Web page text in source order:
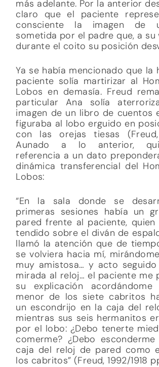
más adelante. Por la anterior
claro que el paciente
consciente la imagen de
sometida por el padre que, a su
durante el coito su posición
Ya se había mencionado que la
paciente solía martirizar al
Lobos en demasía. Freud
particular Ana solía
imagen de un libro de cuentos
figuraba al lobo erguido en
con las orejas tiesas (Freud,
Aunado a lo anterior,
referencia a un dato
dinámica transferencial del
Lobos:
“En la sala donde se
primeras sesiones había un
pared frente al paciente, quien
tendido sobre el diván de
llamó la atención que de
se volviera hacia mí,
muy amistosa… y acto
mirada al reloj… el paciente me
su explicación
menor de los siete cabritos
un escondrijo en la caja del
mientras sus seis hermanitos
por el lobo: ¿Debo tenerte
comerme? ¿Debo
caja del reloj de pared como
los cabritos” (Freud, 1992/1918